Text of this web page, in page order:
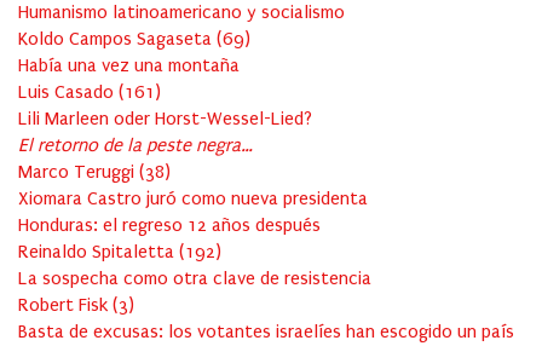
Humanismo latinoamericano y socialismo
Koldo Campos Sagaseta (69)
Había una vez una montaña
Luis Casado (161 )
Lili Marleen oder Horst-Wessel-Lied?
El retorno de la peste negra…
Marco Teruggi (38)
Xiomara Castro juró como nueva presidenta
Honduras: el regreso 12 años después
Reinaldo Spitaletta (192)
La sospecha como otra clave de resistencia
Robert Fisk (3)
Basta de excusas: los votantes israelíes han escogido un país